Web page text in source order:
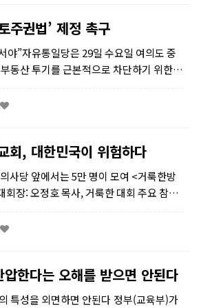
주권법’ 제정 촉구
야”자유통일당은 29일 수요일 여의도 중
동산 투기를 근본적으로 차단하기 위한
민국의 국토는 국민의 삶의 터전이자 주
회, 대한민국이 위험하다
사당 앞에서는 5만 명이 모여 <거룩한방
장: 오정호 목사, 거룩한 대회 주요 참석
평 교수, 이용희 교수, 조영길 변호...
한다는 오해를 받으면 안된다
특성을 외면하면 안된다 정부(교육부)가